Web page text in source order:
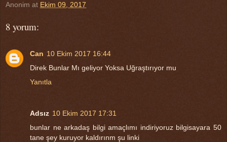
Anonim at Ekim 09, 2017
8 yorum:
Can 10 Ekim 2017 16:44
Direk Bunlar Mı geliyor Yoksa Uğraştırıyor mu
Yanıtla
Adsız 10 Ekim 2017 17:31
bunlar ne arkadaş bilgi amaçlımı indiriyoruz bilgisayara 50
tane şey kuruyor kaldırınm şu linki